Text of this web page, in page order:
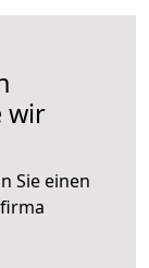
wir
Sie einen